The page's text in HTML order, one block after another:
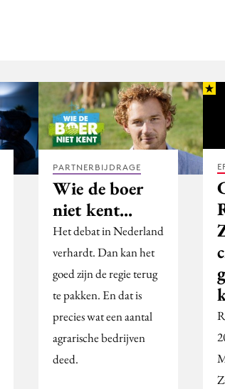
PARTNERBIJDRAGE
Wie de boer
niet kent...
Het debat in Nederland
verhardt. Dan kan het
goed zijn de regie terug
te pakken. En dat is
precies wat een aantal
agrarische bedrijven
deed.